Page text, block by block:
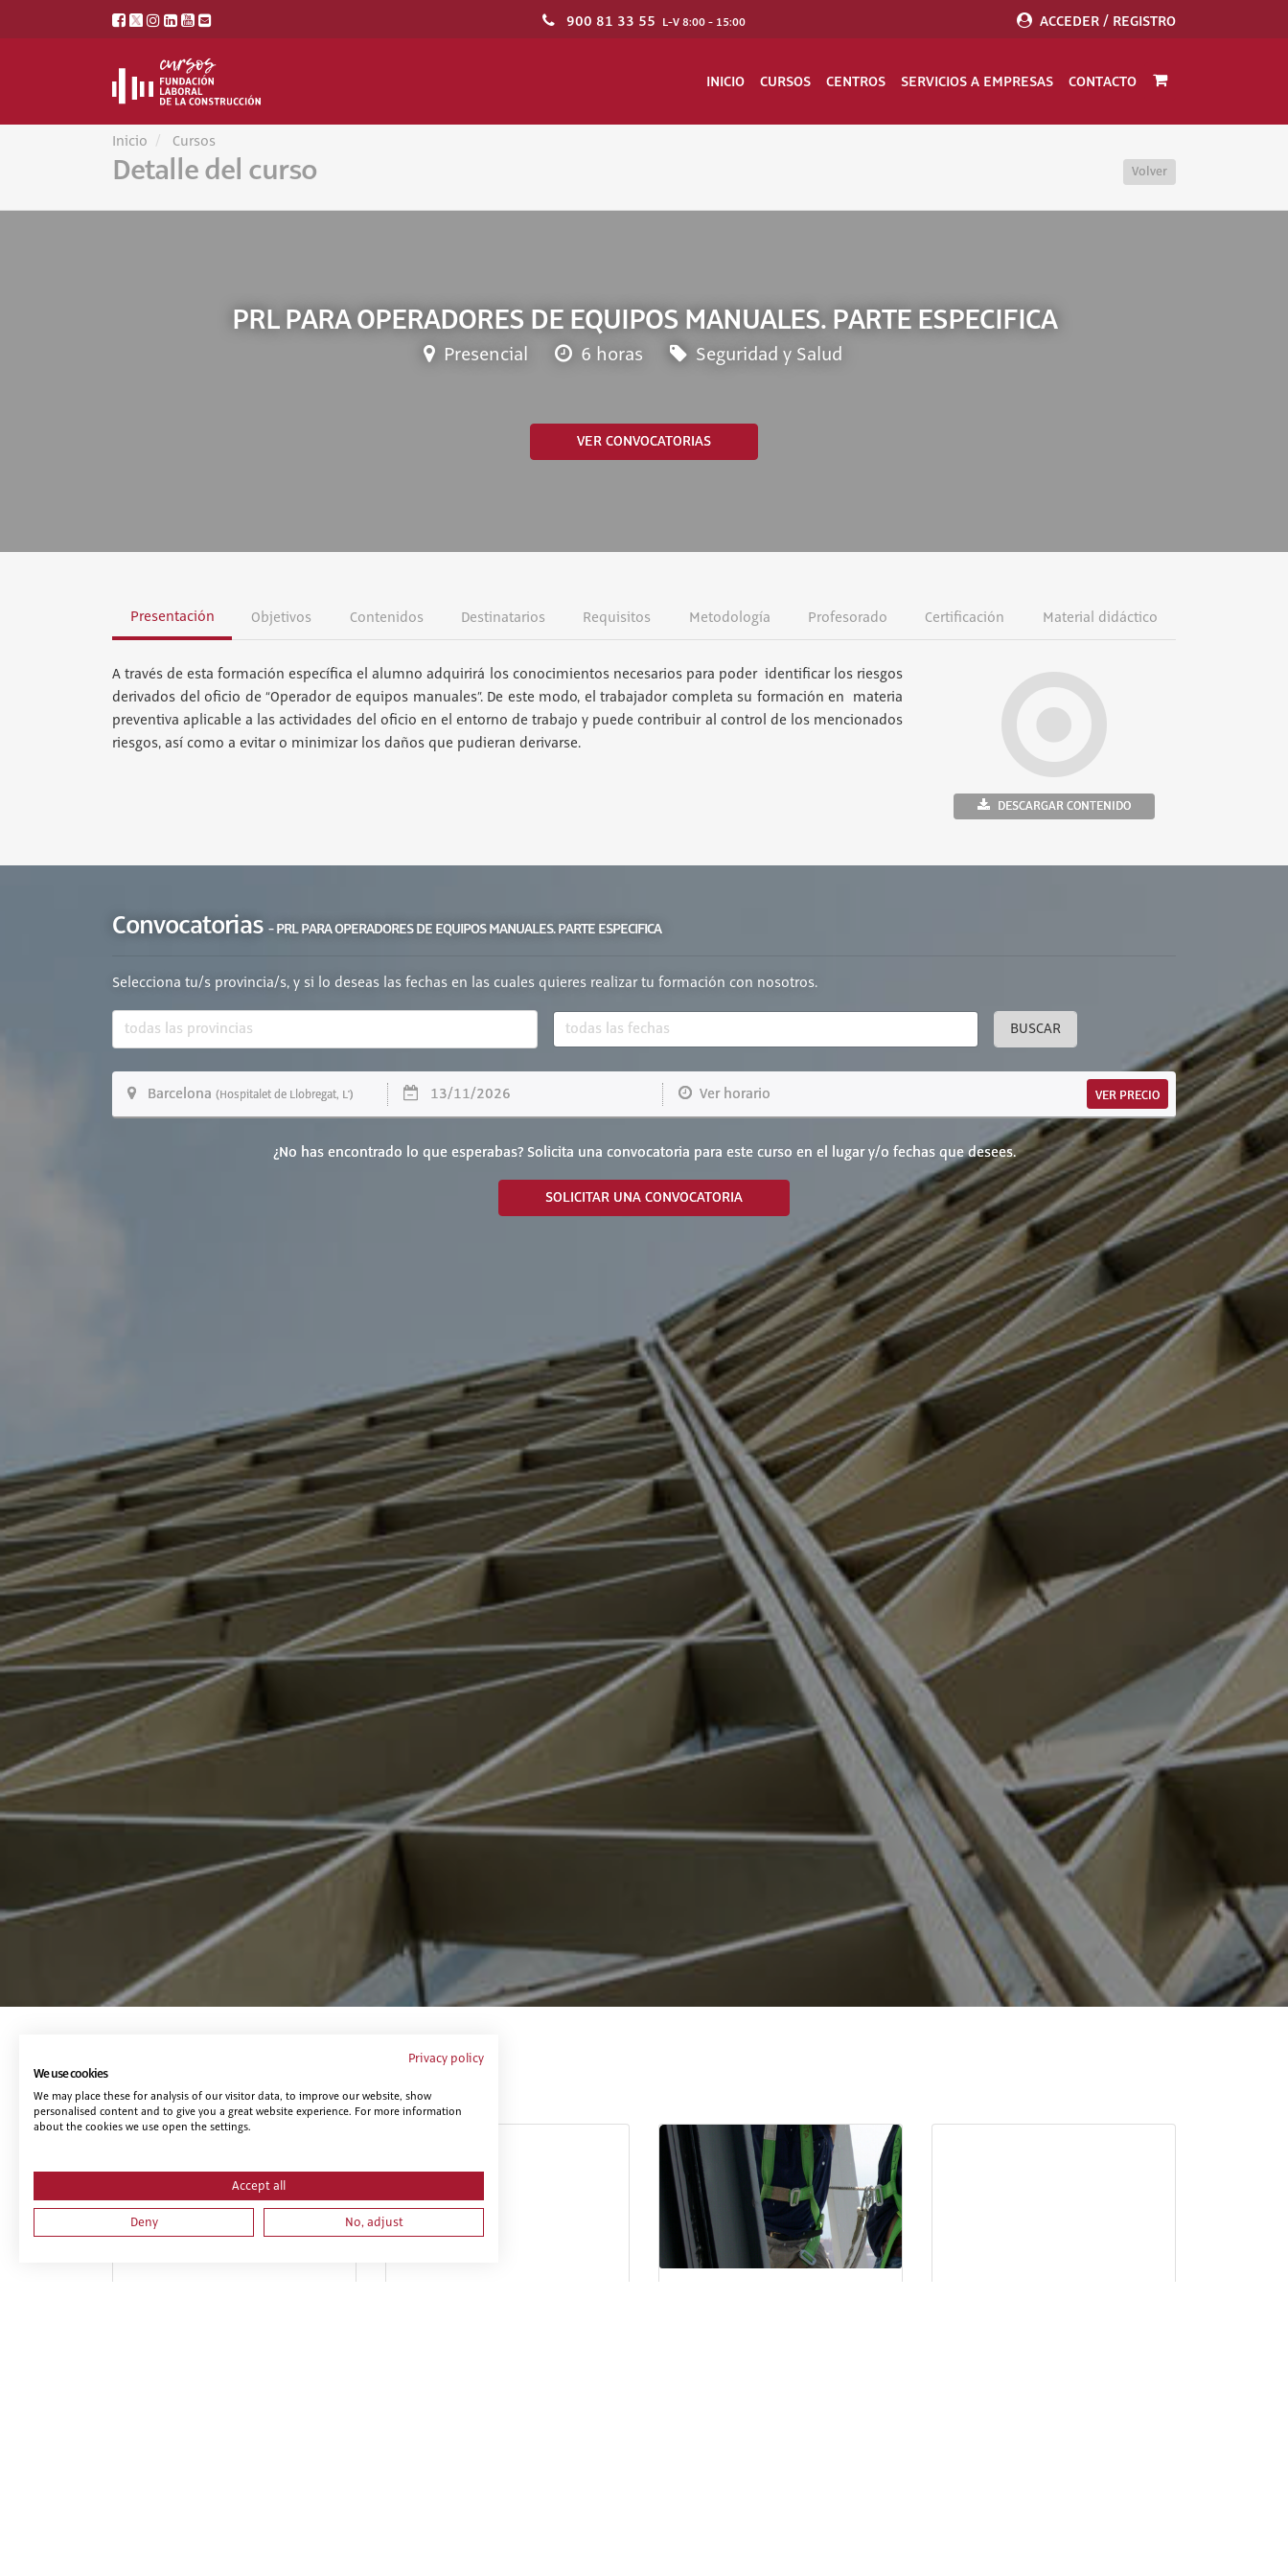
900 81 33 55 L-V 8:00 - 15:00 ACCEDER / REGISTRO
INICIO CURSOS CENTROS SERVICIOS A EMPRESAS CONTACTO
Inicio Cursos
Detalle del curso Volver
PRL PARA OPERADORES DE EQUIPOS MANUALES. PARTE ESPECIFICA
Presencial 6 horas Seguridad y Salud
VER CONVOCATORIAS
Presentación Objetivos Contenidos Destinatarios Requisitos Metodología Profesorado Certificación Material didáctico
A través de esta formación específica el alumno adquirirá los conocimientos necesarios para poder identificar los riesgos
derivados del oficio de “Operador de equipos manuales”. De este modo, el trabajador completa su formación en materia
preventiva aplicable a las actividades del oficio en el entorno de trabajo y puede contribuir al control de los mencionados
riesgos, así como a evitar o minimizar los daños que pudieran derivarse.
DESCARGAR CONTENIDO
Convocatorias - PRL PARA OPERADORES DE EQUIPOS MANUALES. PARTE ESPECIFICA
Selecciona tu/s provincia/s, y si lo deseas las fechas en las cuales quieres realizar tu formación con nosotros.
BUSCAR
Barcelona (Hospitalet de Llobregat, L') 13/11/2026 Ver horario VER PRECIO
¿No has encontrado lo que esperabas? Solicita una convocatoria para este curso en el lugar y/o fechas que desees.
SOLICITAR UNA CONVOCATORIA
Privacy policy
We use cookies
We may place these for analysis of our visitor data, to improve our website, show
personalised content and to give you a great website experience. For more information
about the cookies we use open the settings.
Accept all
Deny No, adjust